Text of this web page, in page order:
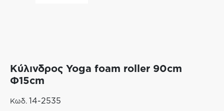
Κύλινδρος Yoga foam roller 90cm
Φ15cm
Κωδ. 14-2535